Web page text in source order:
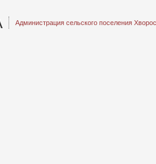
Администрация сельского поселения